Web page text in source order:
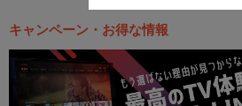
キャンペーン・お得な情報